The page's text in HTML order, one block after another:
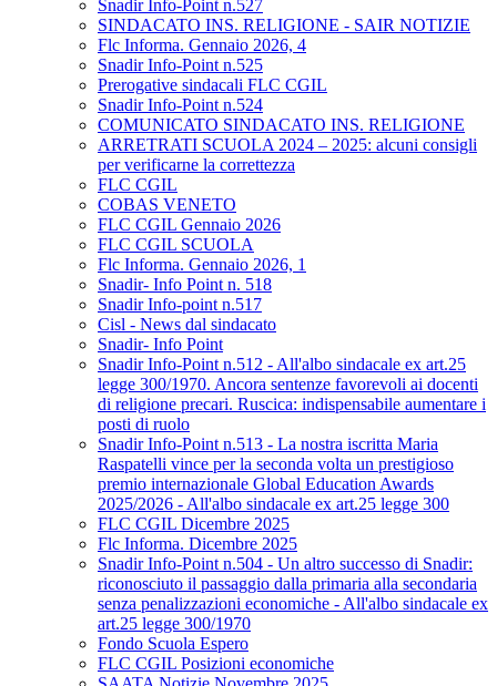
Snadir Info-Point n.527
SINDACATO INS. RELIGIONE - SAIR NOTIZIE
Flc Informa. Gennaio 2026, 4
Snadir Info-Point n.525
Prerogative sindacali FLC CGIL
Snadir Info-Point n.524
COMUNICATO SINDACATO INS. RELIGIONE
ARRETRATI SCUOLA 2024 – 2025: alcuni consigli
per verificarne la correttezza
FLC CGIL
COBAS VENETO
FLC CGIL Gennaio 2026
FLC CGIL SCUOLA
Flc Informa. Gennaio 2026, 1
Snadir- Info Point n. 518
Snadir Info-point n.517
Cisl - News dal sindacato
Snadir- Info Point
Snadir Info-Point n.512 - All'albo sindacale ex art.25
legge 300/1970. Ancora sentenze favorevoli ai docenti
di religione precari. Ruscica: indispensabile aumentare i
posti di ruolo
Snadir Info-Point n.513 - La nostra iscritta Maria
Raspatelli vince per la seconda volta un prestigioso
premio internazionale Global Education Awards
2025/2026 - All'albo sindacale ex art.25 legge 300
FLC CGIL Dicembre 2025
Flc Informa. Dicembre 2025
Snadir Info-Point n.504 - Un altro successo di Snadir:
riconosciuto il passaggio dalla primaria alla secondaria
senza penalizzazioni economiche - All'albo sindacale ex
art.25 legge 300/1970
Fondo Scuola Espero
FLC CGIL Posizioni economiche